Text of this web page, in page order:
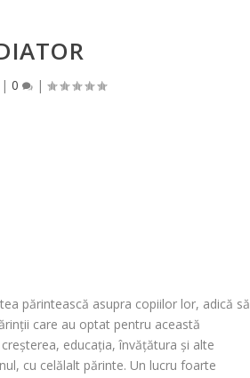
|0 |
părintească asupra copiilor lor, adică să
care au optat pentru această
educația, învățătura și alte
cu celălalt părinte. Un lucru foarte